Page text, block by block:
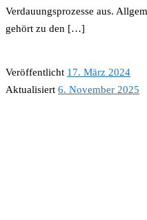
Verdauungsprozesse aus.
gehört zu den […]
Veröffentlicht 17. März 2024
Aktualisiert 6. November 2025